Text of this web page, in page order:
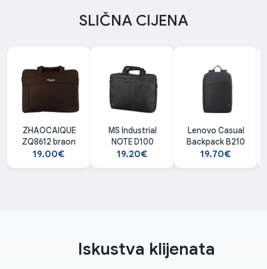
SLIČNA CIJENA
ZHAOCAIQUE
ZQ8612 braon
19.00€
MS Industrial
NOTE D100
19.20€
Lenovo Casual
Backpack B210
19.70€
Iskustva klijenata